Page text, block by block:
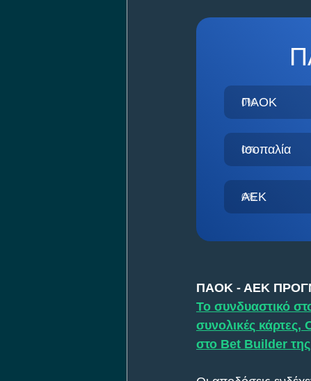
0%
ΠΑΟΚ
0%
Ισοπαλία
0%
ΑΕΚ
ΠΑΟΚ - ΑΕΚ
Το συνδυαστικό
συνολικές
στο Bet Builder